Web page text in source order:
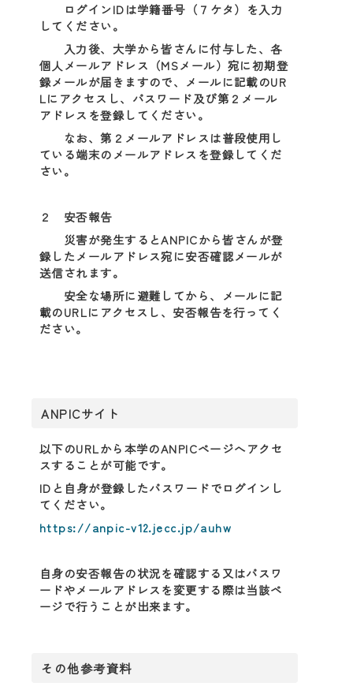
ログインIDは学籍番号（７ケタ）を入力
してください。
入力後、大学から皆さんに付与した、各
個人メールアドレス（MSメール）宛に初期登
録メールが届きますので、メールに記載のUR
Lにアクセスし、パスワード及び第２メール
アドレスを登録してください。
なお、第２メールアドレスは普段使用し
ている端末のメールアドレスを登録してくだ
さい。
２ 安否報告
災害が発生するとANPICから皆さんが登
録したメールアドレス宛に安否確認メールが
送信されます。
安全な場所に避難してから、メールに記
載のURLにアクセスし、安否報告を行ってく
ださい。
ANPICサイト
以下のURLから本学のANPICページへアクセ
スすることが可能です。
IDと自身が登録したパスワードでログインし
てください。
https://anpic-v12.jecc.jp/auhw
自身の安否報告の状況を確認する又はパスワ
ードやメールアドレスを変更する際は当該ペ
ージで行うことが出来ます。
その他参考資料